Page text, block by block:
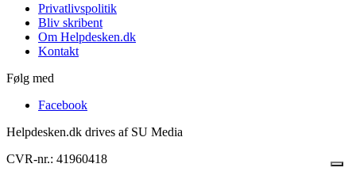
Privatlivspolitik
Bliv skribent
Om Helpdesken.dk
Kontakt
Følg med
Facebook
Helpdesken.dk drives af SU Media
CVR-nr.: 41960418